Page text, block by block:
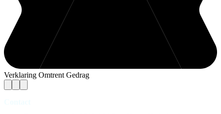
Verklaring Omtrent Gedrag